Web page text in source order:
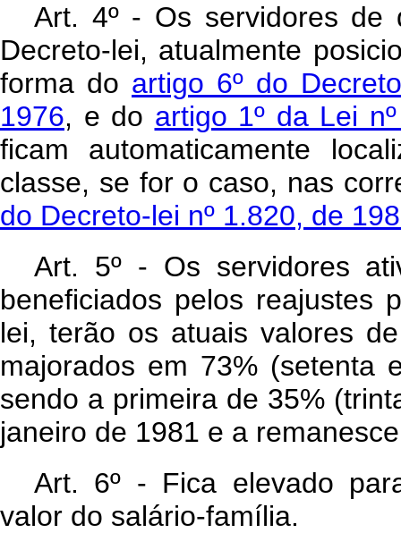
Art. 4º - Os servidores de
Decreto-lei, atualmente
forma do artigo 6º do
1976, e do artigo 1º da Lei
ficam automaticamente
classe, se for o caso, nas
do Decreto-lei nº 1.820, de
Art. 5º - Os servidores
beneficiados pelos reajustes
lei, terão os atuais valores
majorados em 73% (setenta
sendo a primeira de 35%
janeiro de 1981 e a
Art. 6º - Fica elevado
valor do salário-família.